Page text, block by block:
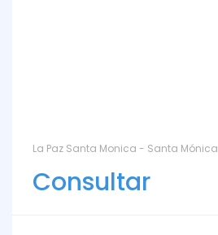
La Paz Santa Monica - Santa Mónica
Consultar